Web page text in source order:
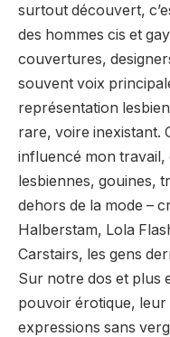
surtout découvert,
des hommes cis et
couvertures,
souvent voix
représentation
rare, voire inexistant.
influencé mon travail,
lesbiennes, gouines,
dehors de la mode –
Halberstam, Lola
Carstairs, les gens
Sur notre dos et plus
pouvoir érotique, leur
expressions sans